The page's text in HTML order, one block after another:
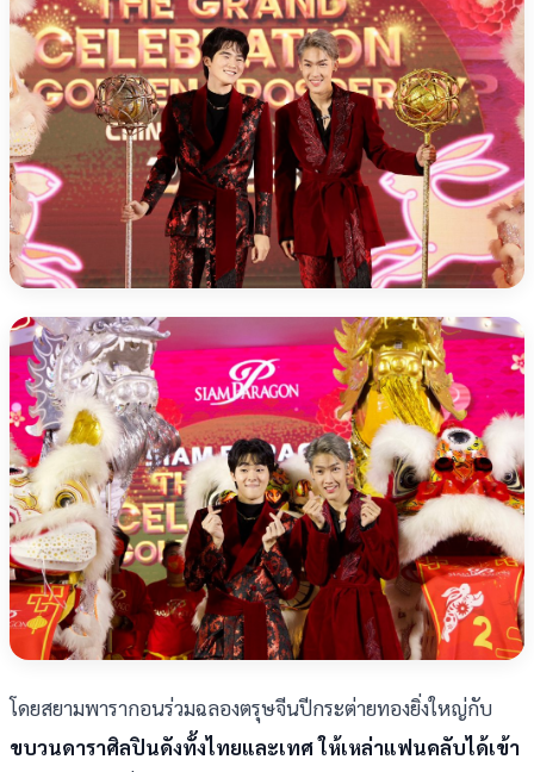
โดยสยามพารากอนร่วมฉลองตรุษจีนปีกระต่ายทองยิ่งใหญ่กับ
ขบวนดาราศิลปินดังทั้งไทยและเทศ ให้เหล่าแฟนคลับได้เข้า